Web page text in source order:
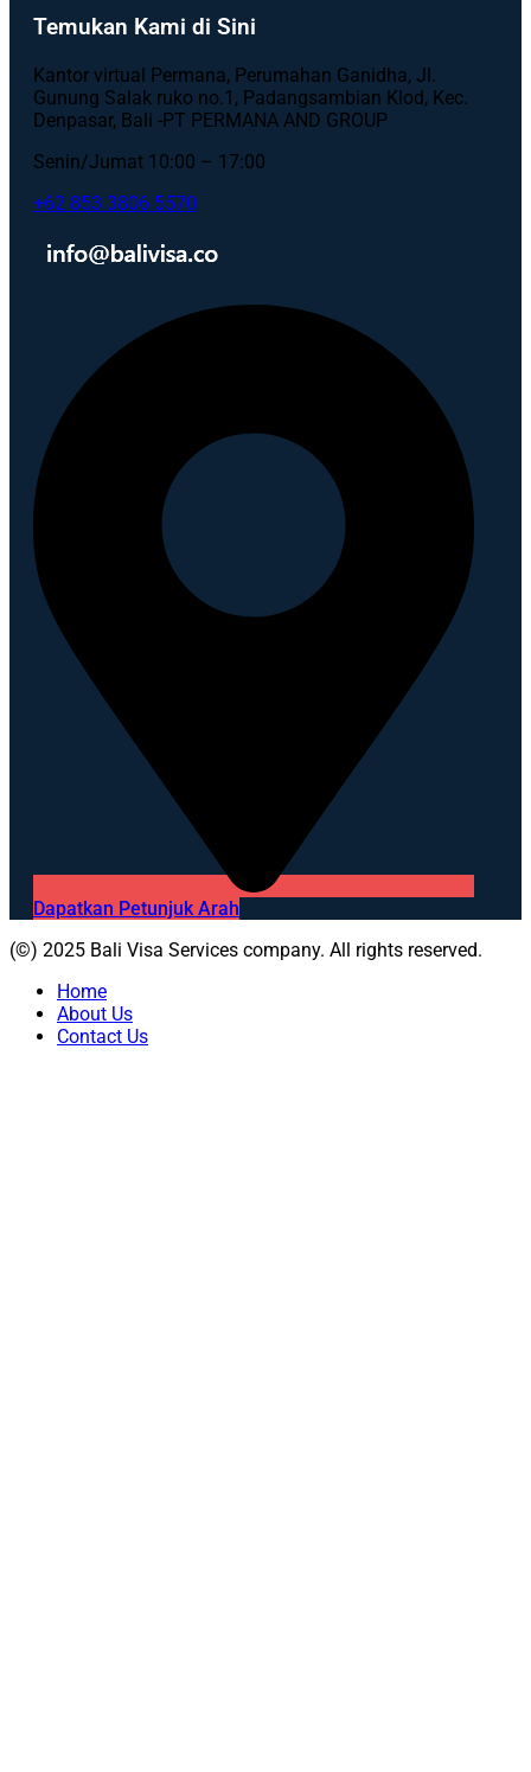
Temukan Kami di Sini
Kantor virtual Permana, Perumahan Ganidha, Jl.
Gunung Salak ruko no.1, Padangsambian Klod, Kec.
Denpasar, Bali -PT PERMANA AND GROUP
Senin/Jumat 10:00 – 17:00
+62 853 3806 5570
Dapatkan Petunjuk Arah
(©) 2025 Bali Visa Services company. All rights reserved.
Home
About Us
Contact Us